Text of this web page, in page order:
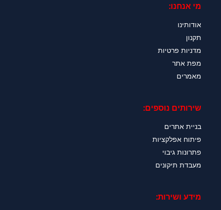
מי אנחנו:
אודותינו
תקנון
מדניות פרטיות
מפת אתר
מאמרים
שירותים נוספים:
בניית אתרים
פיתוח אפלקציות
פתרונות גיבוי
מעבדת תיקונים
מידע ושירות: